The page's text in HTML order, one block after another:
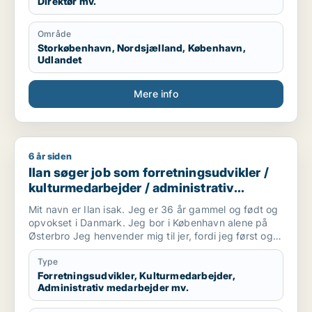
Område
Storkøbenhavn, Nordsjælland, København,
Udlandet
Mere info
Ilan søger job som forretningsudvikler / kulturmedarbejder
6 år siden
Ilan søger job som forretningsudvikler /
kulturmedarbejder / administrativ
medarbejder / projektleder / pr-konsulent
Mit navn er Ilan isak. Jeg er 36 år gammel og født og
opvokset i Danmark. Jeg bor i København alene på
Østerbro Jeg henvender mig til jer, fordi jeg først og
fremmest har en stor en interesse i at komme i
arbejde. Jeg brænder for at arbejde bl.a. med service
som kunne i forbindelse med salg, turisme, events
eller lign. Derudover har jeg heller ikke noget imod at
sidde på kontor, men trives bedst, hvor jeg også har
Type
Forretningsudvikler, Kulturmedarbejder,
Administrativ medarbejder mv.